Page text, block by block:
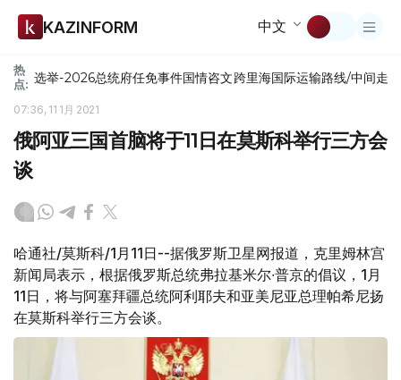
KAZINFORM 中文
热
点: 选举-2026总统府任免事件国情咨文跨里海国际运输路线/中间走廊
07:36, 11 1月 2021
俄阿亚三国首脑将于11日在莫斯科举行三方会
谈
哈通社/莫斯科/1月11日--据俄罗斯卫星网报道，克里姆林宫
新闻局表示，根据俄罗斯总统弗拉基米尔∙普京的倡议，1月
11日，将与阿塞拜疆总统阿利耶夫和亚美尼亚总理帕希尼扬
在莫斯科举行三方会谈。